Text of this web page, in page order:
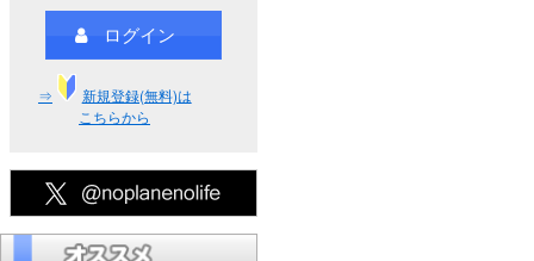
ログイン
⇒
新規登録(無料)は
こちらから